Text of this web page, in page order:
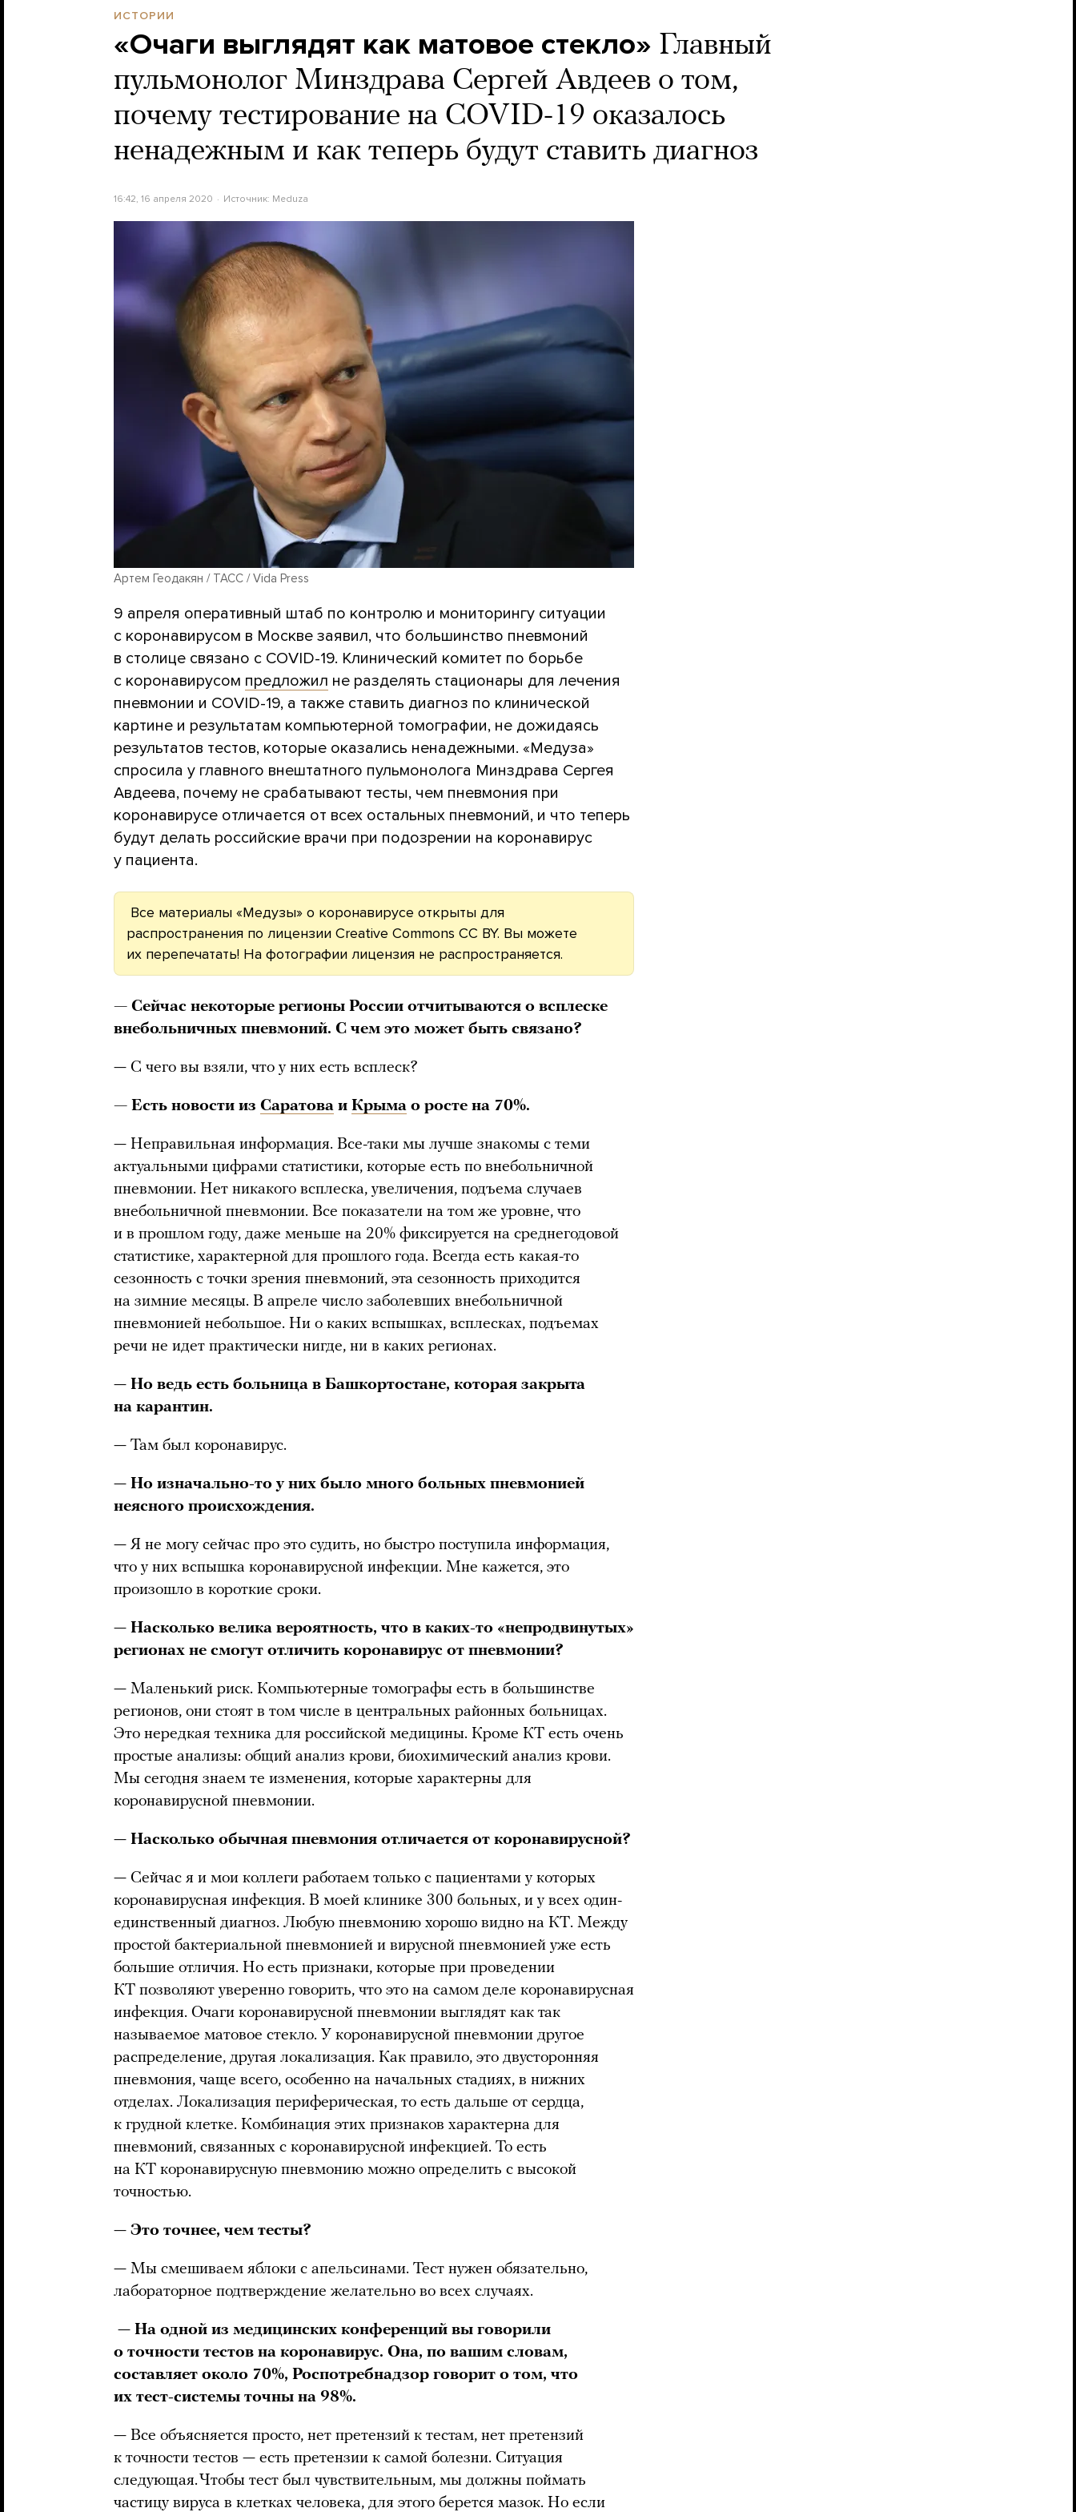
ИСТОРИИ
«Очаги выглядят как матовое стекло» Главный
пульмонолог Минздрава Сергей Авдеев о том,
почему тестирование на COVID-19 оказалось
ненадежным и как теперь будут ставить диагноз
16:42, 16 апреля 2020 Источник: Meduza
Артем Геодакян / ТАСС / Vida Press
9 апреля оперативный штаб по контролю и мониторингу ситуации
с коронавирусом в Москве заявил, что большинство пневмоний
в столице связано с COVID-19. Клинический комитет по борьбе
с коронавирусом предложил не разделять стационары для лечения
пневмонии и COVID-19, а также ставить диагноз по клинической
картине и результатам компьютерной томографии, не дожидаясь
результатов тестов, которые оказались ненадежными. «Медуза»
спросила у главного внештатного пульмонолога Минздрава Сергея
Авдеева, почему не срабатывают тесты, чем пневмония при
коронавирусе отличается от всех остальных пневмоний, и что теперь
будут делать российские врачи при подозрении на коронавирус
у пациента.
Все материалы «Медузы» о коронавирусе открыты для
распространения по лицензии Creative Commons CC BY. Вы можете
их перепечатать! На фотографии лицензия не распространяется.
— Сейчас некоторые регионы России отчитываются о всплеске
внебольничных пневмоний. С чем это может быть связано?
— С чего вы взяли, что у них есть всплеск?
— Есть новости из Саратова и Крыма о росте на 70%.
— Неправильная информация. Все-таки мы лучше знакомы с теми
актуальными цифрами статистики, которые есть по внебольничной
пневмонии. Нет никакого всплеска, увеличения, подъема случаев
внебольничной пневмонии. Все показатели на том же уровне, что
и в прошлом году, даже меньше на 20% фиксируется на среднегодовой
статистике, характерной для прошлого года. Всегда есть какая-то
сезонность с точки зрения пневмоний, эта сезонность приходится
на зимние месяцы. В апреле число заболевших внебольничной
пневмонией небольшое. Ни о каких вспышках, всплесках, подъемах
речи не идет практически нигде, ни в каких регионах.
— Но ведь есть больница в Башкортостане, которая закрыта
на карантин.
— Там был коронавирус.
— Но изначально-то у них было много больных пневмонией
неясного происхождения.
— Я не могу сейчас про это судить, но быстро поступила информация,
что у них вспышка коронавирусной инфекции. Мне кажется, это
произошло в короткие сроки.
— Насколько велика вероятность, что в каких-то «непродвинутых»
регионах не смогут отличить коронавирус от пневмонии?
— Маленький риск. Компьютерные томографы есть в большинстве
регионов, они стоят в том числе в центральных районных больницах.
Это нередкая техника для российской медицины. Кроме КТ есть очень
простые анализы: общий анализ крови, биохимический анализ крови.
Мы сегодня знаем те изменения, которые характерны для
коронавирусной пневмонии.
— Насколько обычная пневмония отличается от коронавирусной?
— Сейчас я и мои коллеги работаем только с пациентами у которых
коронавирусная инфекция. В моей клинике 300 больных, и у всех один-
единственный диагноз. Любую пневмонию хорошо видно на КТ. Между
простой бактериальной пневмонией и вирусной пневмонией уже есть
большие отличия. Но есть признаки, которые при проведении
КТ позволяют уверенно говорить, что это на самом деле коронавирусная
инфекция. Очаги коронавирусной пневмонии выглядят как так
называемое матовое стекло. У коронавирусной пневмонии другое
распределение, другая локализация. Как правило, это двусторонняя
пневмония, чаще всего, особенно на начальных стадиях, в нижних
отделах. Локализация периферическая, то есть дальше от сердца,
к грудной клетке. Комбинация этих признаков характерна для
пневмоний, связанных с коронавирусной инфекцией. То есть
на КТ коронавирусную пневмонию можно определить с высокой
точностью.
— Это точнее, чем тесты?
— Мы смешиваем яблоки с апельсинами. Тест нужен обязательно,
лабораторное подтверждение желательно во всех случаях.
— На одной из медицинских конференций вы говорили
о точности тестов на коронавирус. Она, по вашим словам,
составляет около 70%, Роспотребнадзор говорит о том, что
их тест-системы точны на 98%.
— Все объясняется просто, нет претензий к тестам, нет претензий
к точности тестов — есть претензии к самой болезни. Ситуация
следующая. Чтобы тест был чувствительным, мы должны поймать
частицу вируса в клетках человека, для этого берется мазок. Но если